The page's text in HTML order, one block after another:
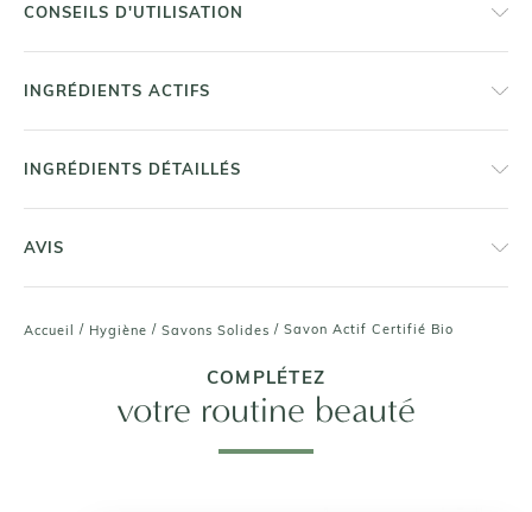
Accueil / Hygiène / Savons Solides / Savon Actif Certifié Bio
CONSEILS D'UTILISATION
INGRÉDIENTS ACTIFS
INGRÉDIENTS DÉTAILLÉS
AVIS
COMPLÉTEZ
votre routine beauté